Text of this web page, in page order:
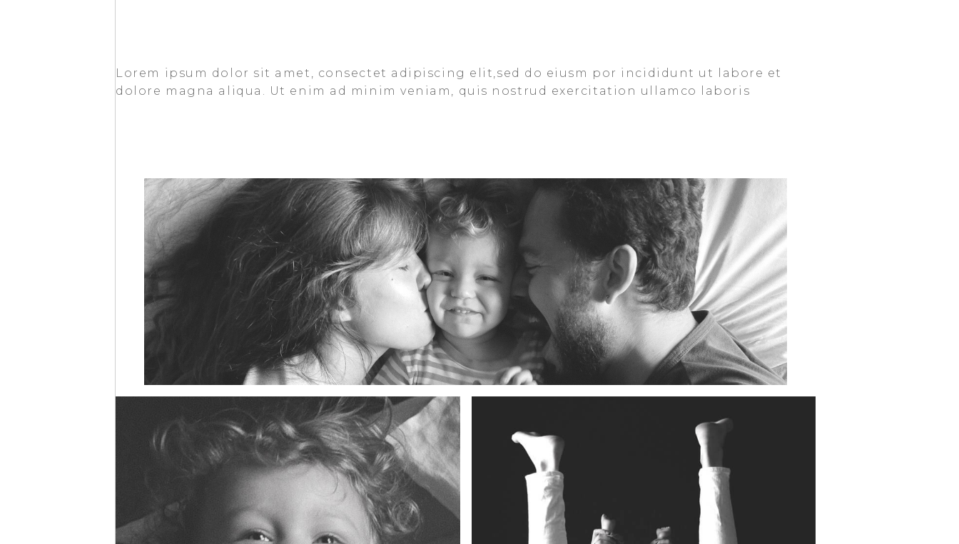
Lorem ipsum dolor sit amet, consectet adipiscing elit,sed do eiusm por incididunt ut labore et
dolore magna aliqua. Ut enim ad minim veniam, quis nostrud exercitation ullamco laboris